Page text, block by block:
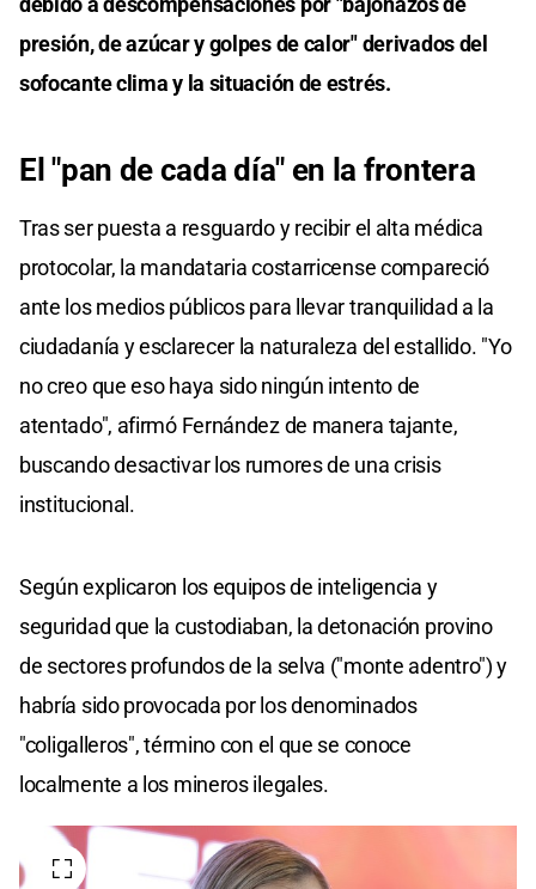
presión, de azúcar y golpes de calor" derivados del
sofocante clima y la situación de estrés.
El "pan de cada día" en la frontera
Tras ser puesta a resguardo y recibir el alta médica
protocolar, la mandataria costarricense compareció
ante los medios públicos para llevar tranquilidad a la
ciudadanía y esclarecer la naturaleza del estallido. "Yo
no creo que eso haya sido ningún intento de
atentado", afirmó Fernández de manera tajante,
buscando desactivar los rumores de una crisis
institucional.
Según explicaron los equipos de inteligencia y
seguridad que la custodiaban, la detonación provino
de sectores profundos de la selva ("monte adentro") y
habría sido provocada por los denominados
"coligalleros", término con el que se conoce
localmente a los mineros ilegales.